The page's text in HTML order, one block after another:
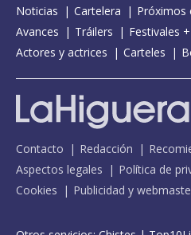
Noticias Cartelera Próximos
Avances
Tráilers
Festivales
Actores y actrices
Carteles
Contacto Redacción
Aspectos legales
Política de
Cookies
Publicidad y